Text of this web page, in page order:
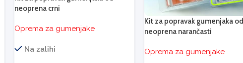
neoprena crni
Oprema za gumenjake
Na zalihi
Kit za popravak gumenjaka od
neoprena narančasti
Oprema za gumenjake